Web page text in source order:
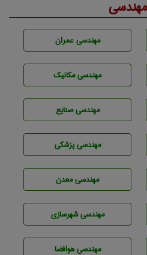
مهندسی عمران
مهندسی مکانیک
مهندسی صنايع
مهندسی پزشکی
مهندسی معدن
مهندسی شهرسازی
مهندسی هوافضا